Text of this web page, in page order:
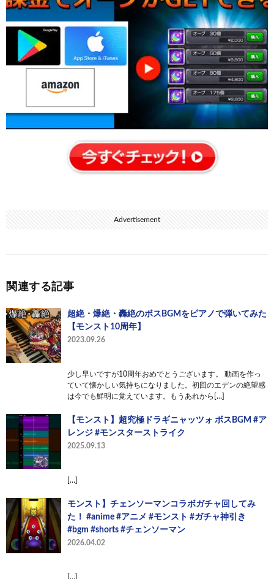
Advertisement
関連する記事
超絶・爆絶・轟絶のボスBGMをピアノで弾いてみた
【モンスト10周年】
2023.09.26
少し早いですが10周年おめでとうございます。 動画を作っ
ていて懐かしい気持ちになりました。初回のエデンの絶望感
は今でも鮮明に覚えています。もうあれから[…]
【モンスト】超究極ドラギニャッツォ ボスBGM #ア
レンジ #モンスターストライク
2025.09.13
[…]
モンスト】チェンソーマンコラボガチャ回してみ
た！ #anime #アニメ #モンスト #ガチャ神引き
#bgm #shorts #チェンソーマン
2026.04.02
[…]